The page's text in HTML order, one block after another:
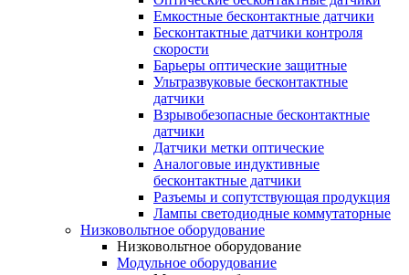
Емкостные бесконтактные датчики
Бесконтактные датчики контроля
скорости
Барьеры оптические защитные
Ультразвуковые бесконтактные
датчики
Взрывобезопасные бесконтактные
датчики
Датчики метки оптические
Аналоговые индуктивные
бесконтактные датчики
Разъемы и сопутствующая продукция
Лампы светодиодные коммутаторные
Низковольтное оборудование
Низковольтное оборудование
Модульное оборудование